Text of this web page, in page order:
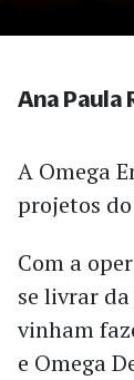
A Omega
projetos
Com a
se livrar
vinham
e Omega
Ana Paula